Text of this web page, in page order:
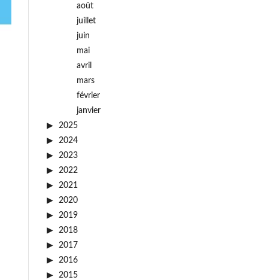
août
juillet
juin
mai
avril
mars
février
janvier
2025
2024
2023
2022
2021
2020
2019
2018
2017
2016
2015